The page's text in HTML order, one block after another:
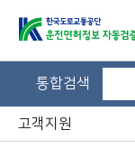
통합검색
고객지원